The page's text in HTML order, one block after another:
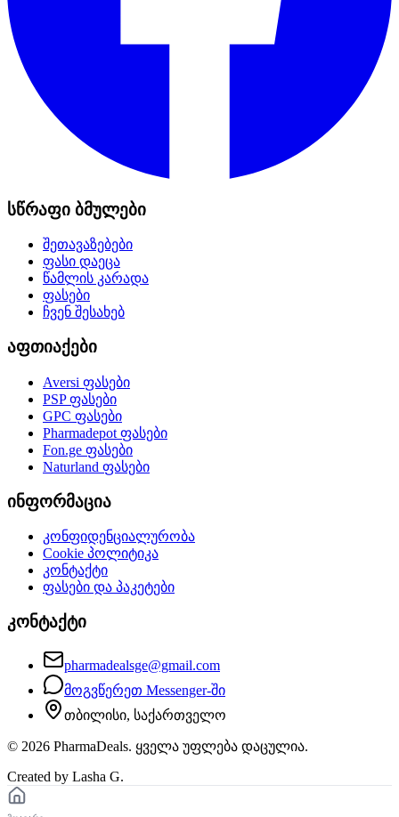
სწრაფი ბმულები
შეთავაზებები
ფასი დაეცა
წამლის კარადა
ფასები
ჩვენ შესახებ
აფთიაქები
Aversi ფასები
PSPფასები
GPC ფასები
Pharmadepot ფასები
Fon.ge ფასები
Naturland ფასები
ინფორმაცია
კონფიდენციალურობა
Cookie პოლიტიკა
კონტაქტი
ფასები და პაკეტები
კონტაქტი
pharmadealsge@gmail.com
მოგვწერეთ Messenger-ში
თბილისი, საქართველო
© 2026 PharmaDeals. ყველა უფლება დაცულია.
Created by Lasha G.